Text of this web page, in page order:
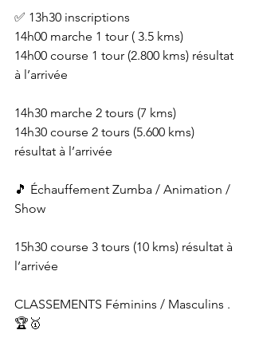
✅ 13h30 inscriptions
14h00 marche 1 tour ( 3.5 kms)
14h00 course 1 tour (2.800 kms) résultat
à l’arrivée
14h30 marche 2 tours (7 kms)
14h30 course 2 tours (5.600 kms)
résultat à l’arrivée
🎵 Échauffement Zumba / Animation /
Show
15h30 course 3 tours (10 kms) résultat à
l’arrivée
CLASSEMENTS Féminins / Masculins .
🏆🥇